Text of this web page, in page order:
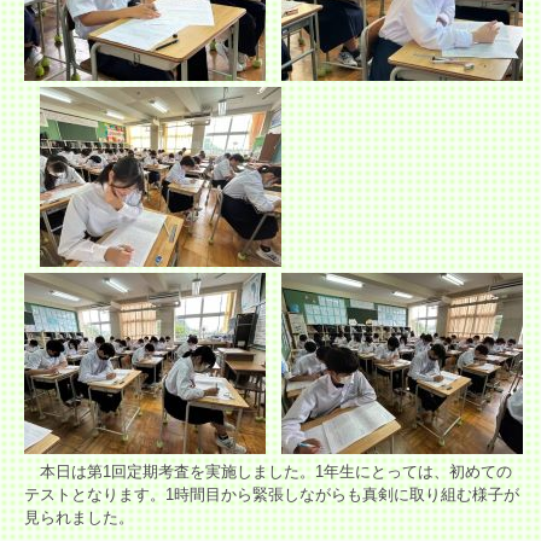
本日は第1回定期考査を実施しました。1年生にとっては、初めての
テストとなります。1時間目から緊張しながらも真剣に取り組む様子が
見られました。